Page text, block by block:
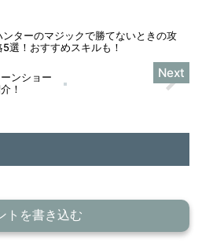
ンターのマジックで勝てないときの攻
5選！おすすめスキルも！
ンショー
！
トを書き込む